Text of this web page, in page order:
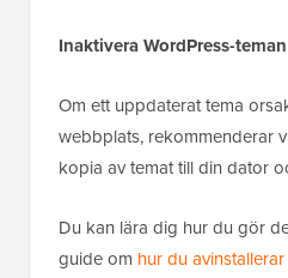
Inaktivera WordPress-
Om ett uppdaterat tema
webbplats, rekommenderar
kopia av temat till din dator
Du kan lära dig hur du gör
guide om hur du